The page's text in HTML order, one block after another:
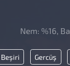
Nem: %16,
Beşiri Gercüş